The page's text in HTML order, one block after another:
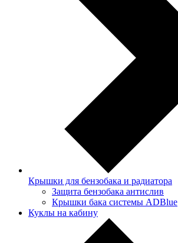
Крышки для бензобака и радиатора
Защита бензобака антислив
Крышки бака системы ADBlue
Куклы на кабину